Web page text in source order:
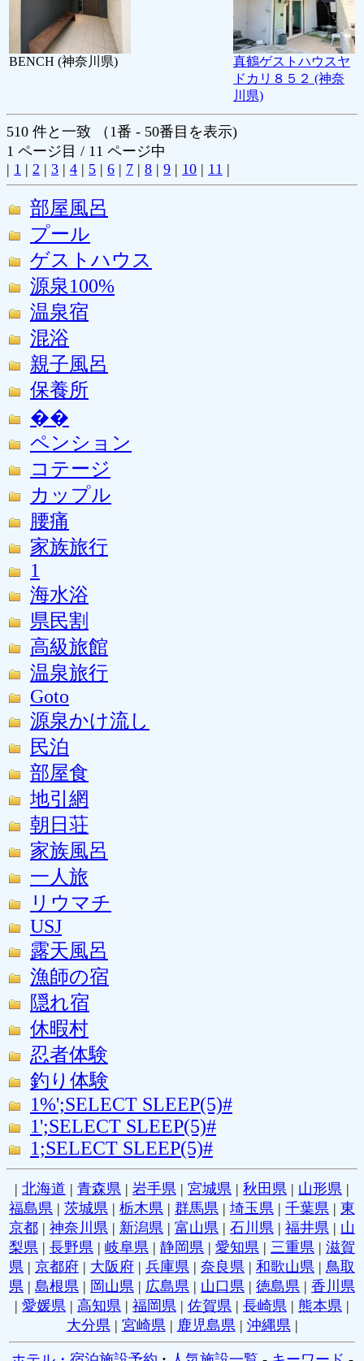
BENCH (神奈川県)
真鶴ゲストハウスヤ
ドカリ８５２ (神奈
川県)
510 件と一致 （1番 - 50番目を表示)
1 ページ目 / 11 ページ中
| 1 | 2 | 3 | 4 | 5 | 6 | 7 | 8 | 9 | 10 | 11 |
部屋風呂
プール
ゲストハウス
源泉100%
温泉宿
混浴
親子風呂
保養所
��
ペンション
コテージ
カップル
腰痛
家族旅行
1
海水浴
県民割
高級旅館
温泉旅行
Goto
源泉かけ流し
民泊
部屋食
地引網
朝日荘
家族風呂
一人旅
リウマチ
USJ
露天風呂
漁師の宿
隠れ宿
休暇村
忍者体験
釣り体験
1%';SELECT SLEEP(5)#
1';SELECT SLEEP(5)#
1;SELECT SLEEP(5)#
| 北海道 | 青森県 | 岩手県 | 宮城県 | 秋田県 | 山形県 |
福島県 | 茨城県 | 栃木県 | 群馬県 | 埼玉県 | 千葉県 | 東
京都 | 神奈川県 | 新潟県 | 富山県 | 石川県 | 福井県 | 山
梨県 | 長野県 | 岐阜県 | 静岡県 | 愛知県 | 三重県 | 滋賀
県 | 京都府 | 大阪府 | 兵庫県 | 奈良県 | 和歌山県 | 鳥取
県 | 島根県 | 岡山県 | 広島県 | 山口県 | 徳島県 | 香川県
| 愛媛県 | 高知県 | 福岡県 | 佐賀県 | 長崎県 | 熊本県 |
大分県 | 宮崎県 | 鹿児島県 | 沖縄県 |